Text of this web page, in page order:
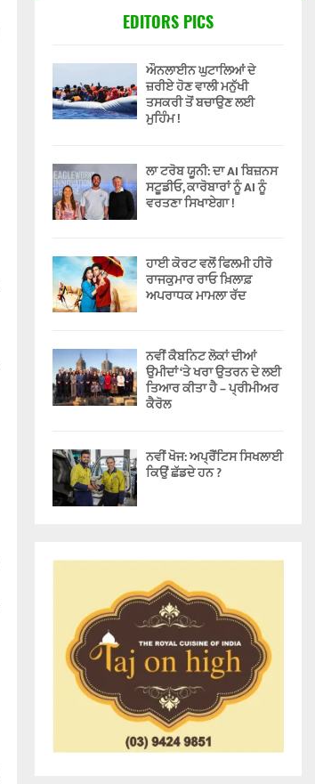
EDITORS PICS
ਔਨਲਾਈਨ ਘੁਟਾਲਿਆਂ ਦੇ
ਜ਼ਰੀਏ ਹੋਣ ਵਾਲੀ ਮਨੁੱਖੀ
ਤਸਕਰੀ ਤੋਂ ਬਚਾਉਣ ਲਈ
ਮੁਹਿੰਮ !
ਲਾ ਟਰੋਬ ਯੂਨੀ: ਦਾ AI ਬਿਜ਼ਨਸ
ਸਟੂਡੀਓ, ਕਾਰੋਬਾਰਾਂ ਨੂੰ AI ਨੂੰ
ਵਰਤਣਾ ਸਿਖਾਏਗਾ !
ਹਾਈ ਕੋਰਟ ਵਲੋਂ ਫਿਲਮੀ ਹੀਰੋ
ਰਾਜਕੁਮਾਰ ਰਾਓ ਖ਼ਿਲਾਫ਼
ਅਪਰਾਧਕ ਮਾਮਲਾ ਰੱਦ
ਨਵੀਂ ਕੈਬਨਿਟ ਲੋਕਾਂ ਦੀਆਂ
ਉਮੀਦਾਂ ‘ਤੇ ਖਰਾ ਉਤਰਨ ਦੇ ਲਈ
ਤਿਆਰ ਕੀਤਾ ਹੈ – ਪ੍ਰੀਮੀਅਰ
ਕੈਰੋਲ
ਨਵੀਂ ਖੋਜ: ਅਪ੍ਰੈਂਟਿਸ ਸਿਖਲਾਈ
ਕਿਉਂ ਛੱਡਦੇ ਹਨ ?